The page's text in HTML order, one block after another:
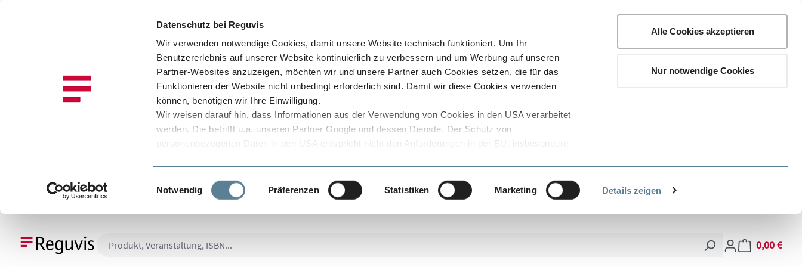
Datenschutz bei Reguvis
Wir verwenden notwendige Cookies, damit unsere Website technisch funktioniert. Um Ihr
Benutzererlebnis auf unserer Website kontinuierlich zu verbessern und um Werbung auf unseren
Partner-Websites anzuzeigen, möchten wir und unsere Partner auch Cookies setzen, die für das
Funktionieren der Website nicht unbedingt erforderlich sind. Damit wir diese Cookies verwenden
können, benötigen wir Ihre Einwilligung.
Wir weisen darauf hin, dass Informationen aus der Verwendung von Cookies in den USA verarbeitet
werden. Die betrifft u.a. unseren Partner Google und dessen Dienste. Der Schutz von
personenbezogenen Daten in den USA entspricht nicht den Anforderungen in der EU, insbesondere
zugreifen können, ohne dass der Datenübermittler oder der Empfänger dies wirksam verhindern kann.
Informationen darüber, welche Daten in den USA verarbeitet werden, den von uns verwendeten
Diensten und weitere Hinweise zu Cookies und zum Datenschutz finden Sie in unserer
selbst bestimmen, und zwar über den Link zu den Cookie-Einstellungen.
Einwilligungsauswahl
Notwendig Präferenzen Statistiken Marketing Details zeigen
Alle Cookies akzeptieren
Nur notwendige Cookies
0,00 €
Warenkorb